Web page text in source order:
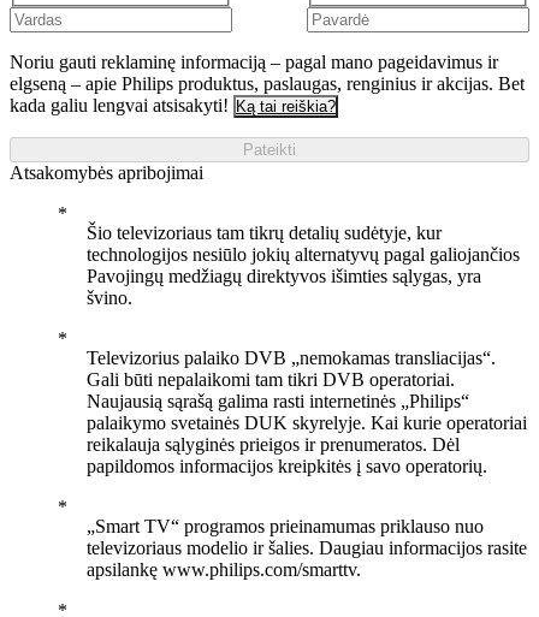
Noriu gauti reklaminę informaciją – pagal mano pageidavimus ir
elgseną – apie Philips produktus, paslaugas, renginius ir akcijas. Bet
kada galiu lengvai atsisakyti! Ką tai reiškia?
Pateikti
Atsakomybės apribojimai
Šio televizoriaus tam tikrų detalių sudėtyje, kur
technologijos nesiūlo jokių alternatyvų pagal galiojančios
Pavojingų medžiagų direktyvos išimties sąlygas, yra
švino.
Televizorius palaiko DVB „nemokamas transliacijas“.
Gali būti nepalaikomi tam tikri DVB operatoriai.
Naujausią sąrašą galima rasti internetinės „Philips“
palaikymo svetainės DUK skyrelyje. Kai kurie operatoriai
reikalauja sąlyginės prieigos ir prenumeratos. Dėl
papildomos informacijos kreipkitės į savo operatorių.
„Smart TV“ programos prieinamumas priklauso nuo
televizoriaus modelio ir šalies. Daugiau informacijos rasite
apsilankę www.philips.com/smarttv.